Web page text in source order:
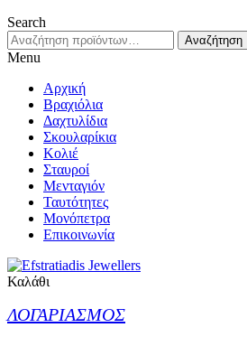
Search
Αναζήτηση
για:
Αναζήτηση
Menu
Αρχική
Βραχιόλια
Δαχτυλίδια
Σκουλαρίκια
Κολιέ
Σταυροί
Μενταγιόν
Ταυτότητες
Μονόπετρα
Επικοινωνία
Καλάθι
ΛΟΓΑΡΙΑΣΜΟΣ